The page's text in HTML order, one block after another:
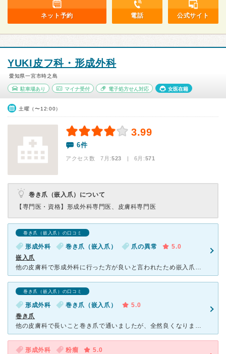
ネット予約 電話 公式サイト
YUKI皮フ科・形成外科
愛知県一宮市時之島
駐車場あり マイナ受付 電子処方せん対応 女医在籍
土曜（〜12:00）
3.99
6件
アクセス数 7月:523 | 6月:571
巻き爪（嵌入爪）について
【専門医・資格】 形成外科専門医、皮膚科専門医
巻き爪（嵌入爪）の口コミ
形成外科 巻き爪（嵌入爪） 爪の異常
5.0
嵌入爪
他の皮膚科で形成外科に行った方が良いと言われたため嵌入爪の手術をしている病院を探してここを受診しました。 手術をして貰いましたが麻酔の注射が苦手な私でもほとんど痛みは感じませんでした。 先生も看護
巻き爪（嵌入爪）の口コミ
形成外科 巻き爪（嵌入爪）
5.0
巻き爪
他の皮膚科で長いこと巻き爪で通いましたが、全然良くなりませんでした。自宅から車で１時間程かかるのですが、口コミがよかったのでこちらの形成外科を受診しました。麻酔の注射の時に少し痛かった程度でその後は全
形成外科 粉瘤
5.0